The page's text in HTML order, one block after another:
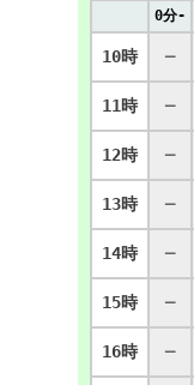
0分-
10時 ─
11時 ─
12時 ─
13時 ─
14時 ─
15時 ─
16時 ─